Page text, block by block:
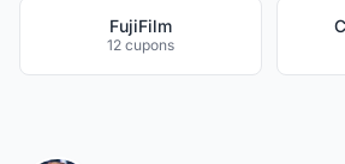
FujiFilm
12 cupons